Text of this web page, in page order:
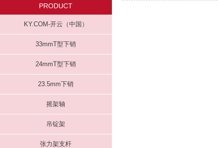
PRODUCT
KY.COM-开云（中国）
33mmT型下销
24mmT型下销
23.5mm下销
摇架轴
吊锭架
张力架支杆